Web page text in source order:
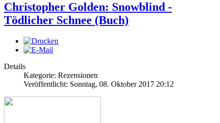
Christopher Golden: Snowblind -
Tödlicher Schnee (Buch)
Details
Kategorie: Rezensionen
Veröffentlicht: Sonntag, 08. Oktober 2017 20:12